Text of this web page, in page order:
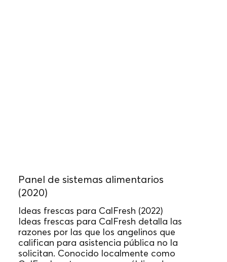
Panel de sistemas alimentarios
(2020)
Ideas frescas para CalFresh (2022)
Ideas frescas para CalFresh detalla las
razones por las que los angelinos que
califican para asistencia pública no la
solicitan. Conocido localmente como